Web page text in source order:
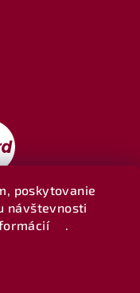
poskytovanie
návštevnosti
.